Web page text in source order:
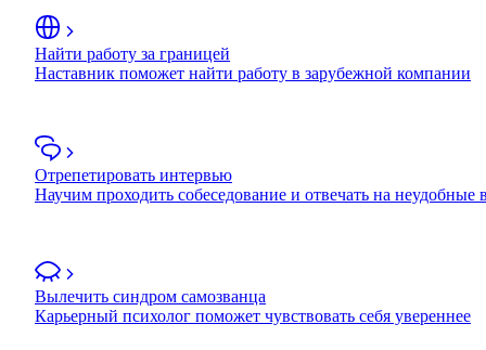
Найти работу за границей
Наставник поможет найти работу в зарубежной компании
Отрепетировать интервью
Научим проходить собеседование и отвечать на неудобные
Вылечить синдром самозванца
Карьерный психолог поможет чувствовать себя увереннее